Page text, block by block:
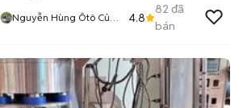
Nguyễn Hùng Ôtô Củ
4.8
82 đã
bán